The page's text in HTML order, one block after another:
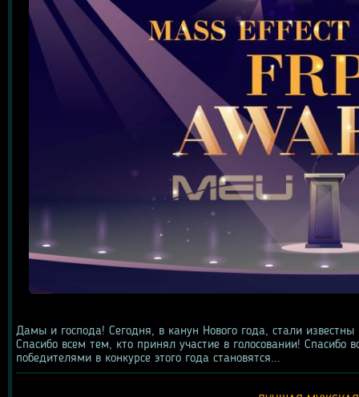
Дамы и господа! Сегодня, в канун Нового года, стали
Спасибо всем тем, кто принял участие в голосовании!
победителями в конкурсе этого года становятся...